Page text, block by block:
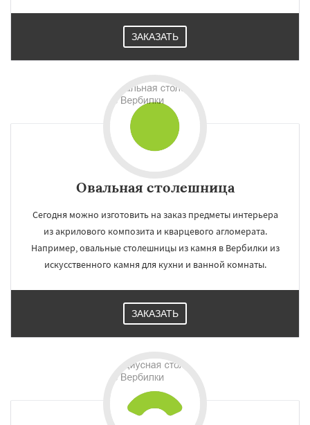
ЗАКАЗАТЬ
Овальная столешница
Сегодня можно изготовить на заказ предметы интерьера
из акрилового композита и кварцевого агломерата.
Например, овальные столешницы из камня в Вербилки из
искусственного камня для кухни и ванной комнаты.
ЗАКАЗАТЬ